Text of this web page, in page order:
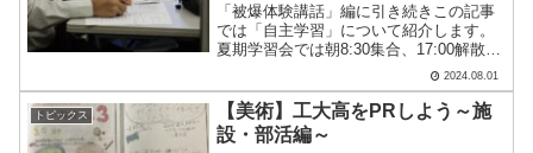
「被爆体験講話」編に引き続きこの記事
では「自主学習」について紹介します。
夏期学習会では朝8:30集合、17:00解散ま
で、黙々と自学自習を行いました。１日
約7時間の勉強時間です。自宅では気持ち
が緩んだり、誘惑があったりと集中出来
ない人もいる.....
2024.08.01
トピックス
【美術】工大高をPRしよう～施
設・部活編～